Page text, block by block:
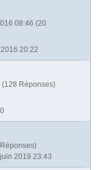
08:46 (20
20:22
Réponses)
2019 23:43